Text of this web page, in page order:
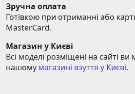
Зручна оплата
Готівкою при отриманні або
MasterCard.
Магазин у Києві
Всі моделі розміщені на сайті
нашому магазині взуття у Києві.